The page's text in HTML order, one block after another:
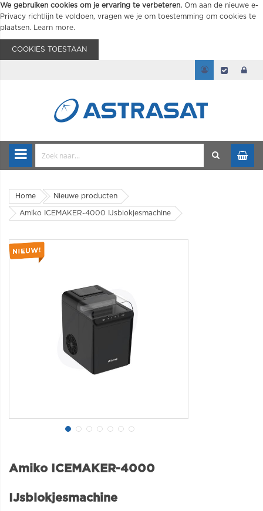
We gebruiken cookies om je ervaring te verbeteren. Om aan de nieuwe e-
Privacy richtlijn te voldoen, vragen we je om toestemming om cookies te
plaatsen.
Learn more.
COOKIES TOESTAAN
Home Nieuwe producten
Amiko ICEMAKER-4000 IJsblokjesmachine
Amiko ICEMAKER-4000
IJsblokjesmachine